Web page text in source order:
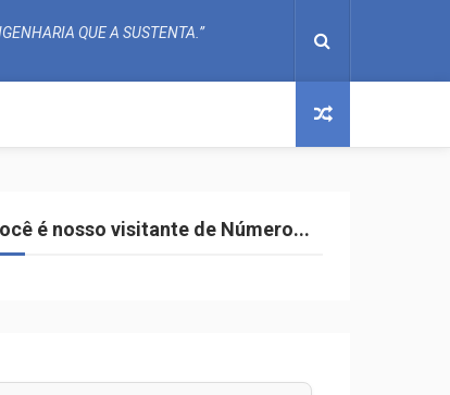
QUE A SUSTENTA.”
é nosso visitante de Número...